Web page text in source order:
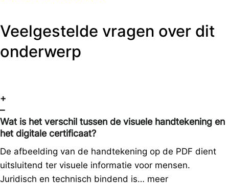
Veelgestelde vragen over dit
onderwerp
+
–
Wat is het verschil tussen de visuele handtekening en
het digitale certificaat?
De afbeelding van de handtekening op de PDF dient
uitsluitend ter visuele informatie voor mensen.
Juridisch en technisch bindend is… meer